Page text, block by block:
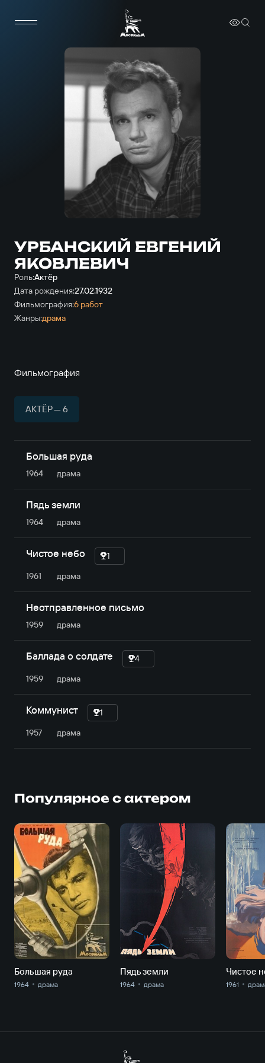
УРБАНСКИЙ ЕВГЕНИЙ
ЯКОВЛЕВИЧ
Роль:Актёр
Дата рождения:27.02.1932
Фильмография:6 работ
Жанры:драма
Фильмография
АКТЁР — 6
Большая руда
1964 драма
Пядь земли
1964 драма
Чистое небо
1
1961
драма
Неотправленное письмо
1959 драма
Баллада о солдате
4
1959
драма
Коммунист
1
1957
драма
Популярное с актером
Большая руда
1964 драма
Пядь земли
1964 драма
Чистое
1961